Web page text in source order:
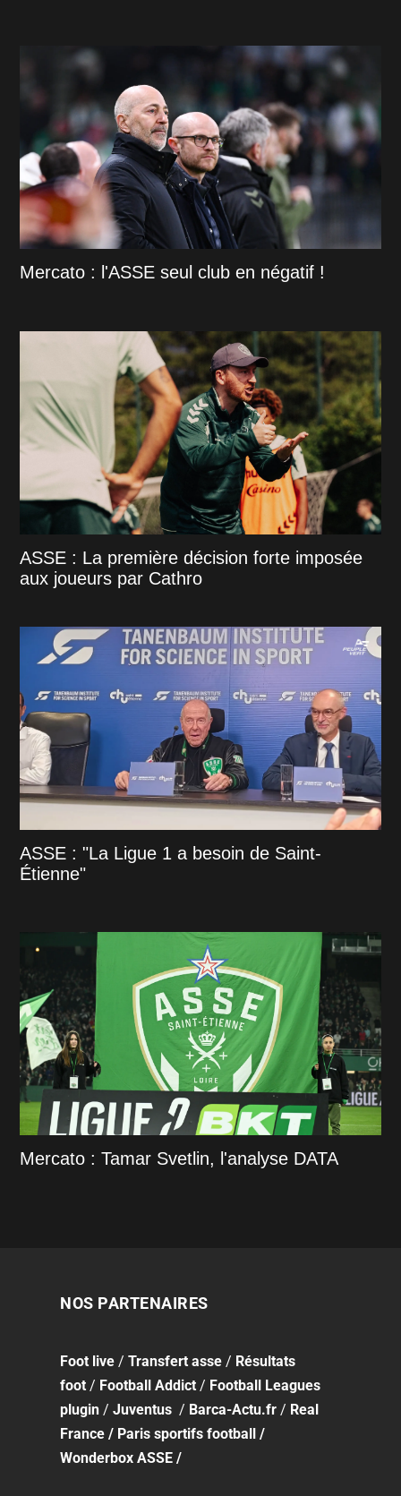
Mercato : l'ASSE seul club en négatif !
ASSE : La première décision forte imposée
aux joueurs par Cathro
ASSE : "La Ligue 1 a besoin de Saint-
Étienne"
Mercato : Tamar Svetlin, l'analyse DATA
NOS PARTENAIRES
Foot live /Transfert asse / Résultats
foot / Football Addict / Football Leagues
plugin /Juventus / Barca-Actu.fr / Real
France / Paris sportifs football /
Wonderbox ASSE /